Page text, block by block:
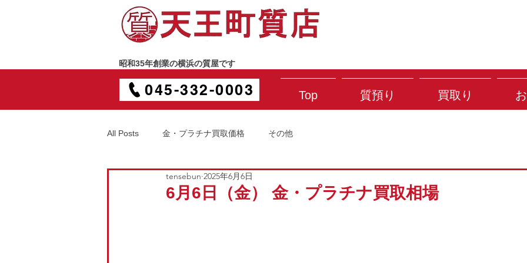
昭和35年創業の横浜の質屋です
045-332-0003 Top 質預り 買取り
All Posts 金・プラチナ買取価格 その他
6月6日（金） 金・プラチナ買取相場
tensebun 2025年6月6日